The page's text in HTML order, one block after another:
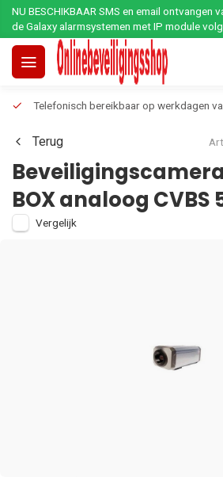
NU BESCHIKBAAR SMS en email ontvangen
de Galaxy alarmsystemen met IP module
Telefonisch bereikbaar op werkdagen
Terug
BOX analoog CVBS
Vergelijk